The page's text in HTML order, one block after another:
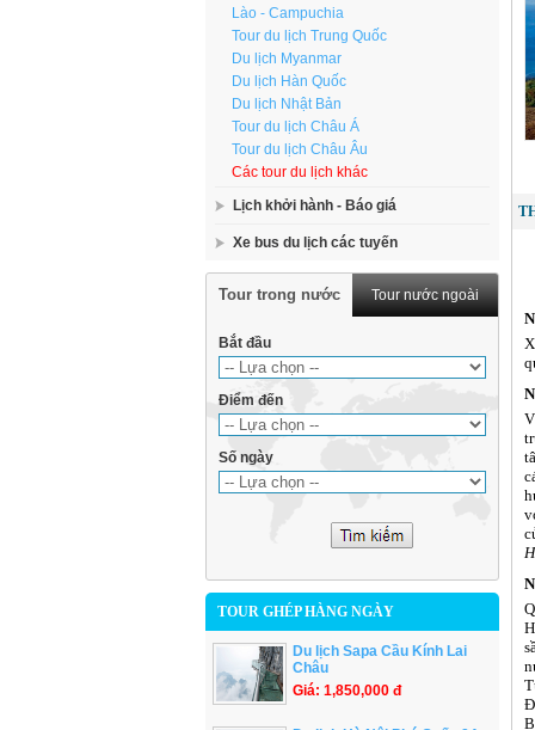
Lào - Campuchia
Tour du lịch Trung Quốc
Du lịch Myanmar
Du lịch Hàn Quốc
Du lịch Nhật Bản
Tour du lịch Châu Á
Tour du lịch Châu Âu
Các tour du lịch khác
Lịch khởi hành - Báo giá
Xe bus du lịch các tuyến
Tour trong nước Tour nước ngoài
Bắt đầu
Điểm đến
Số ngày
TOUR GHÉP HÀNG NGÀY
Du lịch Sapa Cầu Kính Lai
Châu
Giá: 1,850,000 đ